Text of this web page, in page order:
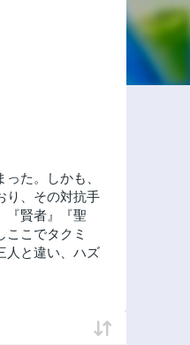
た。しかも、
り、その対抗手
『賢者』『聖
こでタクミ
人と違い、ハズ